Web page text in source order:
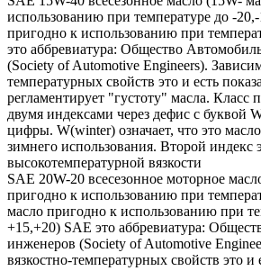
использованию при температуре до -
пригодно к использованию при
это аббревиатура: Общество
(Society of Automotive Engineers).
температурных свойств это и есть
регламентирует "густоту" масла. Класс
двумя индексами через дефис с буквой
цифры. W(winter) означает, что это
зимнего использования. Второй индекс
высокотемпературной вязкости
SAE 20W-20 всесезонное моторное
пригодно к использованию при
масло пригодно к использованию при
+15,+20) SAE это аббревиатура:
инженеров (Society of Automotive
вязкостно-температурных свойств это и